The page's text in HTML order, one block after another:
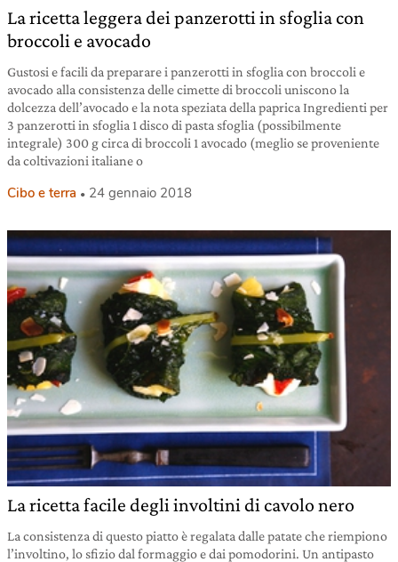
La ricetta leggera dei panzerotti in sfoglia con
broccoli e avocado
Gustosi e facili da preparare i panzerotti in sfoglia con broccoli e
avocado alla consistenza delle cimette di broccoli uniscono la
dolcezza dell’avocado e la nota speziata della paprica Ingredienti per
3 panzerotti in sfoglia 1 disco di pasta sfoglia (possibilmente
integrale) 300 g circa di broccoli 1 avocado (meglio se proveniente
da coltivazioni italiane o
Cibo e terra 24 gennaio 2018
La ricetta facile degli involtini di cavolo nero
La consistenza di questo piatto è regalata dalle patate che riempiono
l’involtino, lo sfizio dal formaggio e dai pomodorini. Un antipasto